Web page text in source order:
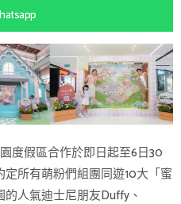
度假區合作於即日起至6日30
所有萌粉們組團同遊10大「蜜
人氣迪士尼朋友Duffy、